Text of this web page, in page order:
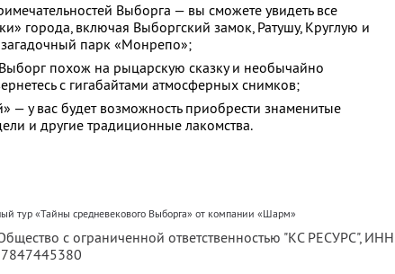
Выборга — вы сможете увидеть все
города, включая Выборгский замок, Ратушу, Круглую и
парк «Монрепо»;
похож на рыцарскую сказку и необычайно
с гигабайтами атмосферных снимков;
— у вас будет возможность приобрести знаменитые
и другие традиционные лакомства.
тур «Тайны средневекового Выборга» от компании «Шарм»
с ограниченной ответственностью "КС РЕСУРС", ИНН